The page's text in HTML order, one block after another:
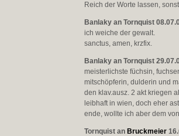
Reich der Worte lassen,
Banlaky an Tornquist
ich weiche der gewalt.
sanctus, amen, krzfix.
Banlaky an Tornquist
meisterlichste füchsin,
mitschöpferin, dulderin und
den klav.ausz. 2 akt kriegen
leibhaft in wien, doch eher
ende, wollte ich aber dem
Tornquist an Bruckmeier